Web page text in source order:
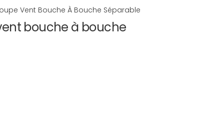
Vent Bouche À Bouche Séparable
bouche à bouche